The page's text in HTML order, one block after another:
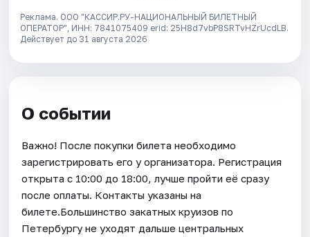
Реклама. ООО "КАССИР.РУ-НАЦИОНАЛЬНЫЙ БИЛЕТНЫЙ
ОПЕРАТОР", ИНН: 7841075409 erid: 25H8d7vbP8SRTvHZrUcdLB.
Действует до 31 августа 2026
О событии
Важно! После покупки билета необходимо
зарегистрировать его у организатора. Регистрация
открыта с 10:00 до 18:00, лучше пройти её сразу
после оплаты. Контакты указаны на
билете.Большинство закатных круизов по
Петербургу не уходят дальше центральных